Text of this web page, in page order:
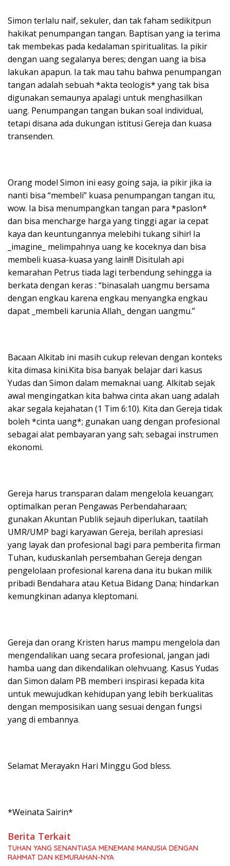
Simon terlalu naif, sekuler, dan tak faham sedikitpun
hakikat penumpangan tangan. Baptisan yang ia terima
tak membekas pada kedalaman spiritualitas. Ia pikir
dengan uang segalanya beres; dengan uang ia bisa
lakukan apapun. Ia tak mau tahu bahwa penumpangan
tangan adalah sebuah *akta teologis* yang tak bisa
digunakan semaunya apalagi untuk menghasilkan
uang. Penumpangan tangan bukan soal individual,
tetapi disana ada dukungan istitusi Gereja dan kuasa
transenden.
Orang model Simon ini easy going saja, ia pikir jika ia
nanti bisa “membeli” kuasa penumpangan tangan itu,
wow. Ia bisa menumpangkan tangan para *paslon*
dan bisa mencharge harga yang tinggi agar ia cepat
kaya dan keuntungannya melebihi tukang sihir! Ia
_imagine_ melimpahnya uang ke koceknya dan bisa
membeli kuasa-kuasa yang lain!!! Disitulah api
kemarahan Petrus tiada lagi terbendung sehingga ia
berkata dengan keras : “binasalah uangmu bersama
dengan engkau karena engkau menyangka engkau
dapat _membeli karunia Allah_ dengan uangmu.”
Bacaan Alkitab ini masih cukup relevan dengan konteks
kita dimasa kini.Kita bisa banyak belajar dari kasus
Yudas dan Simon dalam memaknai uang. Alkitab sejak
awal mengingatkan kita bahwa cinta akan uang adalah
akar segala kejahatan (1 Tim 6:10). Kita dan Gereja tidak
boleh *cinta uang*; gunakan uang dengan profesional
sebagai alat pembayaran yang sah; sebagai instrumen
ekonomi.
Gereja harus transparan dalam mengelola keuangan;
optimalkan peran Pengawas Perbendaharaan;
gunakan Akuntan Publik sejauh diperlukan, taatilah
UMR/UMP bagi karyawan Gereja, berilah apresiasi
yang layak dan profesional bagi para pemberita firman
Tuhan, kuduskanlah persembahan Gereja dengan
pengelolaan profesional karena dana itu bukan milik
pribadi Bendahara atau Ketua Bidang Dana; hindarkan
kemungkinan adanya kleptomani.
Gereja dan orang Kristen harus mampu mengelola dan
mengendalikan uang secara profesional, jangan jadi
hamba uang dan dikendalikan olehvuang. Kasus Yudas
dan Simon dalam PB memberi inspirasi kepada kita
untuk mewujudkan kehidupan yang lebih berkualitas
dengan memposisikan uang sesuai dengan fungsi
yang di embannya.
Selamat Merayakn Hari Minggu God bless.
*Weinata Sairin*
Berita Terkait
TUHAN YANG SENANTIASA MENEMANI MANUSIA DENGAN
RAHMAT DAN KEMURAHAN-NYA